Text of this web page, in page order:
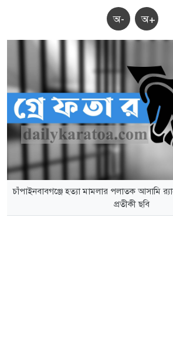
অ- অ+
চাঁপাইনবাবগঞ্জে হত্যা মামলার পলাতক আসামি
প্রতীকী ছবি